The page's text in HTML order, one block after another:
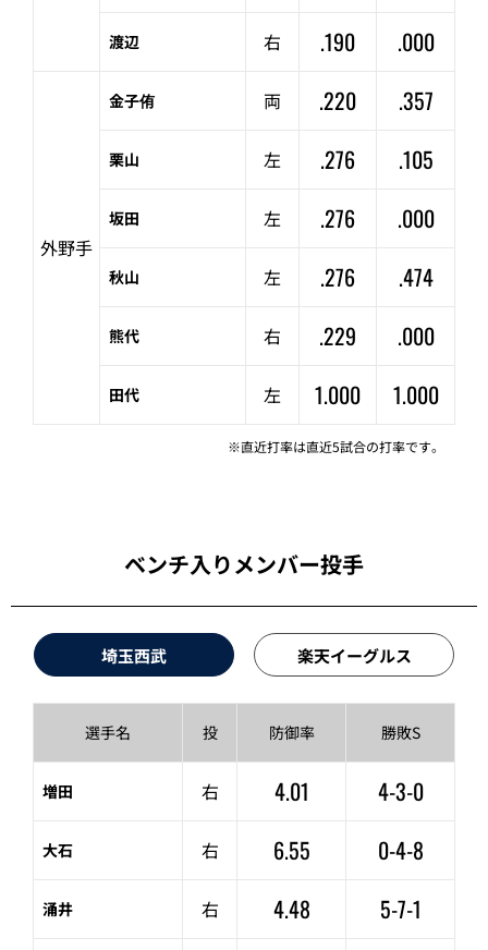
渡辺 右 .190 .000
外野手
金子侑 両 .220 .357
栗山 左 .276 .105
坂田 左 .276 .000
秋山 左 .276 .474
熊代 右 .229 .000
田代 左 1.000 1.000
※直近打率は直近5試合の打率です。
ベンチ入りメンバー投手
埼玉西武 楽天イーグルス
選手名 投 防御率 勝敗S
増田 右 4.01 4-3-0
大石 右 6.55 0-4-8
涌井 右 4.48 5-7-1